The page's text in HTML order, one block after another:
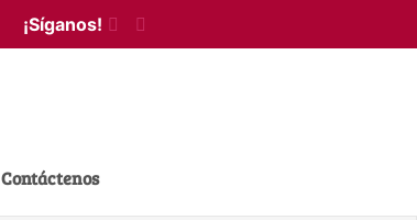
¡Síganos!
Contáctenos